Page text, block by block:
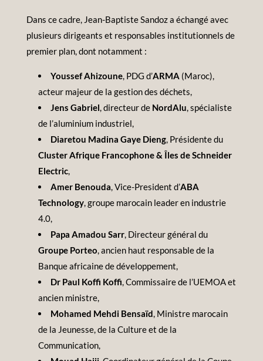
Dans ce cadre, Jean-Baptiste Sandoz a échangé avec
plusieurs dirigeants et responsables institutionnels de
premier plan, dont notamment :
Youssef Ahizoune, PDG d’ARMA (Maroc),
acteur majeur de la gestion des déchets,
Jens Gabriel, directeur de NordAlu, spécialiste
de l’aluminium industriel,
Diaretou Madina Gaye Dieng, Présidente du
Cluster Afrique Francophone & Îles de Schneider
Electric,
Amer Benouda, Vice-President d’ABA
Technology, groupe marocain leader en industrie
4.0,
Papa Amadou Sarr, Directeur général du
Groupe Porteo, ancien haut responsable de la
Banque africaine de développement,
Dr Paul Koffi Koffi, Commissaire de l’UEMOA et
ancien ministre,
Mohamed Mehdi Bensaïd, Ministre marocain
de la Jeunesse, de la Culture et de la
Communication,